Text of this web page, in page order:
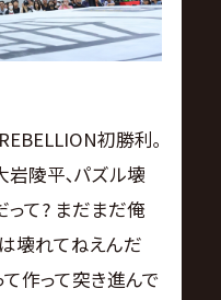
初勝利｡
岩陵平､パズル壊
って? まだまだ俺
壊れてねえんだ
作って突き進んで